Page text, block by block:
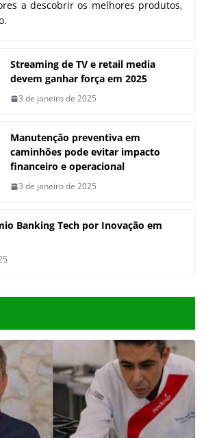
a descobrir os melhores produtos,
Streaming de TV e retail media
devem ganhar força em 2025
3 de janeiro de 2025
Manutenção preventiva em
caminhões pode evitar impacto
financeiro e operacional
3 de janeiro de 2025
Banking Tech por Inovação em